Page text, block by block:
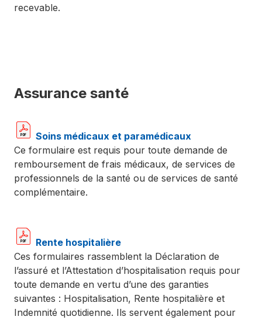
recevable.
Assurance santé
Soins médicaux et paramédicaux
Ce formulaire est requis pour toute demande de
remboursement de frais médicaux, de services de
professionnels de la santé ou de services de santé
complémentaire.
Rente hospitalière
Ces formulaires rassemblent la Déclaration de
l’assuré et l’Attestation d’hospitalisation requis pour
toute demande en vertu d’une des garanties
suivantes : Hospitalisation, Rente hospitalière et
Indemnité quotidienne. Ils servent également pour